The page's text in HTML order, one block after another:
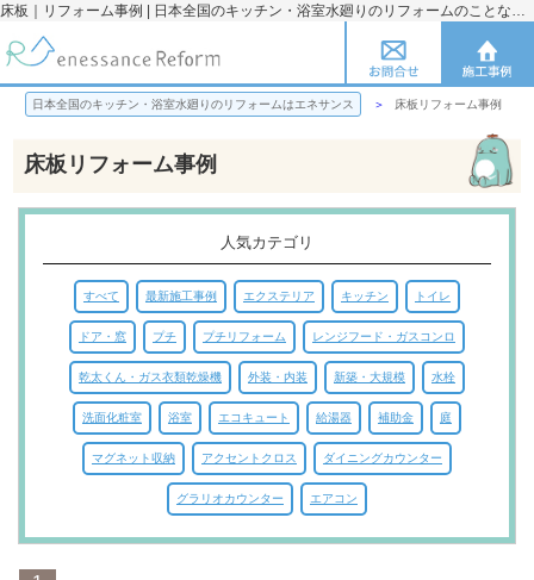
床板｜リフォーム事例 | 日本全国のキッチン・浴室水廻りのリフォームのことならエネサンス
日本全国のキッチン・浴室水廻りのリフォームはエネサンス 床板リフォーム事例
床板リフォーム事例
人気カテゴリ
すべて 最新施工事例 エクステリア キッチン トイレ
ドア・窓 プチ プチリフォーム レンジフード・ガスコンロ
乾太くん・ガス衣類乾燥機 外装・内装 新築・大規模 水栓
洗面化粧室 浴室 エコキュート 給湯器 補助金 庭
マグネット収納 アクセントクロス ダイニングカウンター
グラリオカウンター エアコン